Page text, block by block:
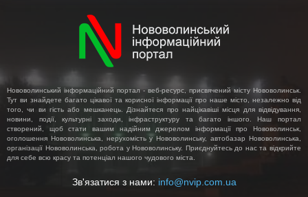
Нововолинський інформаційний портал - веб-ресурс, присвячений місту Нововолинськ.
Тут ви знайдете багато цікавої та корисної інформації про наше місто, незалежно від
того, чи ви гість або мешканець. Дізнайтеся про найцікавіші місця для відвідування,
новини, події, культурні заходи, інфраструктуру та багато іншого. Наш портал
створений, щоб стати вашим надійним джерелом інформації про Нововолинськ,
оголошення Нововолинська, нерухомість у Нововолинську, автобазар Нововолинська,
організації Нововолинська, робота у Нововолинську. Приєднуйтесь до нас та відкрийте
для себе всю красу та потенціал нашого чудового міста.
Зв'язатися з нами: info@nvip.com.ua